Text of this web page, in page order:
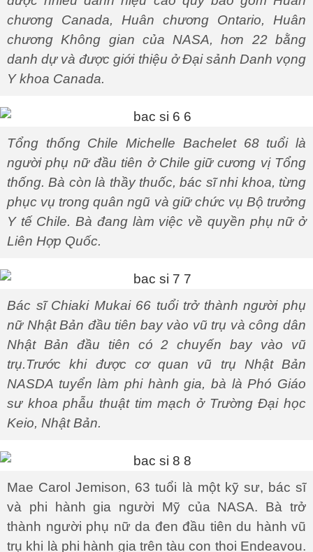
chương Canada, Huân chương Ontario, Huân
chương Không gian của NASA, hơn 22 bằng
danh dự và được giới thiệu ở Đại sảnh Danh vọng
Y khoa Canada.
Tổng thống Chile Michelle Bachelet 68 tuổi là
người phụ nữ đầu tiên ở Chile giữ cương vị Tổng
thống. Bà còn là thầy thuốc, bác sĩ nhi khoa, từng
phục vụ trong quân ngũ và giữ chức vụ Bộ trưởng
Y tế Chile. Bà đang làm việc về quyền phụ nữ ở
Liên Hợp Quốc.
Bác sĩ Chiaki Mukai 66 tuổi trở thành người phụ
nữ Nhật Bản đầu tiên bay vào vũ trụ và công dân
Nhật Bản đầu tiên có 2 chuyến bay vào vũ
trụ.Trước khi được cơ quan vũ trụ Nhật Bản
NASDA tuyển làm phi hành gia, bà là Phó Giáo
sư khoa phẫu thuật tim mạch ở Trường Đại học
Keio, Nhật Bản.
Mae Carol Jemison, 63 tuổi là một kỹ sư, bác sĩ
và phi hành gia người Mỹ của NASA. Bà trở
thành người phụ nữ da đen đầu tiên du hành vũ
trụ khi là phi hành gia trên tàu con thoi Endeavou.